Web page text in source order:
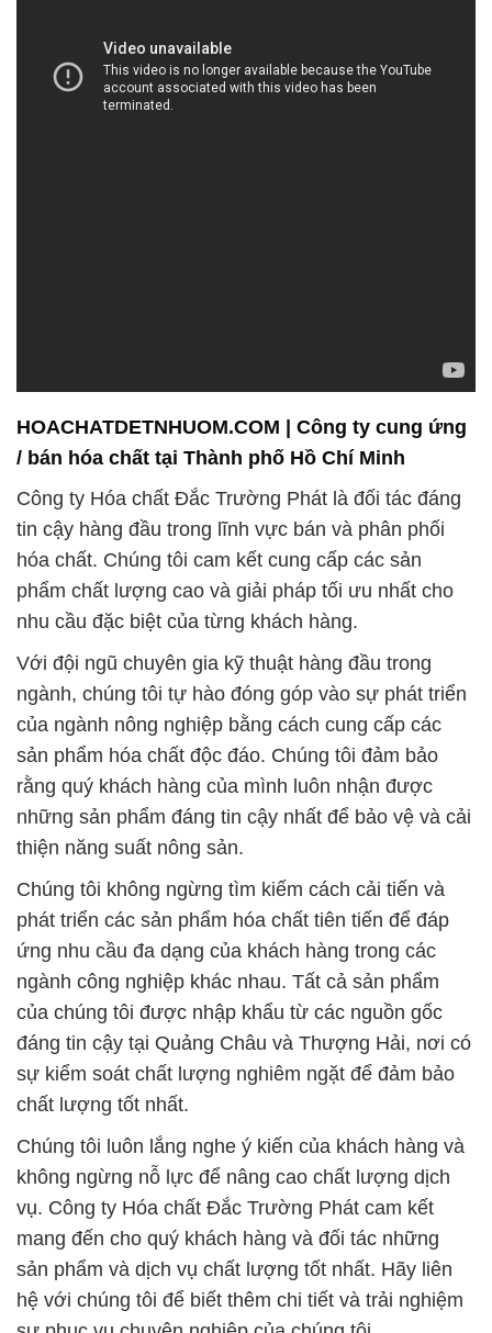
của ngành nông nghiệp bằng cách cung cấp các
sản phẩm hóa chất độc đáo. Chúng tôi đảm bảo
rằng quý khách hàng của mình luôn nhận được
đáng tin cậy tại Quảng Châu và Thượng Hải, nơi có
chất lượng tốt nhất.
Chúng tôi luôn lắng nghe ý kiến của khách hàng và
không ngừng nỗ lực để nâng cao chất lượng dịch
vụ. Công ty Hóa chất Đắc Trường Phát cam kết
mang đến cho quý khách hàng và đối tác những
sản phẩm và dịch vụ chất lượng tốt nhất. Hãy liên
hệ với chúng tôi để biết thêm chi tiết và trải nghiệm
sự phục vụ chuyên nghiệp của chúng tôi.
# Công ty bán ¯ phân phối Hóa chất Hydrogen
Peroxide / Oxi Già Liquid Tank IBC Bồn Solvay
# Đơn vị chuyên cung cấp ß kinh doanh Hóa chất
Hydrogen Peroxide / Oxi Già Liquid Tank IBC Bồn
Solvay
# Địa chỉ chuyên phân phối ⌠ thương mại Hóa chất
Hydrogen Peroxide / Oxi Già Liquid Tank IBC Bồn
Solvay
# Công ty chuyên kinh doanh • bán Hóa chất
Hydrogen Peroxide / Oxi Già Liquid Tank IBC Bồn
Solvay
# Nhà phân phối ƒ thương mại Hóa chất Hydrogen
Peroxide / Oxi Già Liquid Tank IBC Bồn Solvay
# Địa chỉ chuyên cung ứng ► phân phối Hóa chất
Hydrogen Peroxide / Oxi Già Liquid Tank IBC Bồn
Solvay
# Nơi cung cấp Σ thương mại Hóa chất Hydrogen
Peroxide / Oxi Già Liquid Tank IBC Bồn Solvay
# Cty chuyên kinh doanh ═ bán Hóa chất Hydrogen
Peroxide / Oxi Già Liquid Tank IBC Bồn Solvay
# Địa chỉ chuyên cung cấp – cung ứng Hóa chất